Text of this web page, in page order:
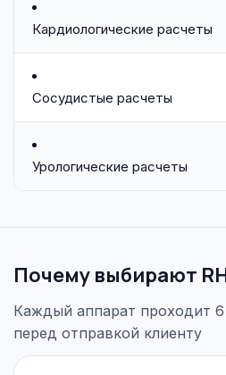
Кардиологические расчеты
Сосудистые расчеты
Урологические расчеты
Почему выбирают
Каждый аппарат проходит
перед отправкой клиенту